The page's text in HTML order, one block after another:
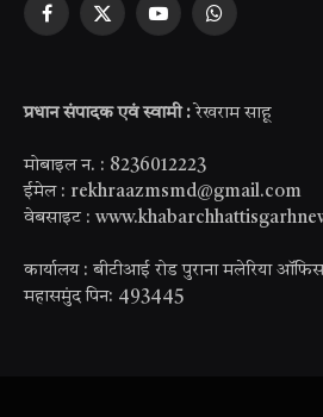
Facebook
X
YouTubeWhatsApp
प्रधान संपादक एवं स्वामी : रेखराम साहू
मोबाइल न. : 8236012223
ईमेल : rekhraazmsmd@gmail.com
वेबसाइट :
कार्यालय : बीटीआई रोड पुराना मलेरिया
महासमुंद पिन: 493445